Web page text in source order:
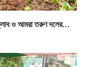
ও আমরা তরুণ দলের...